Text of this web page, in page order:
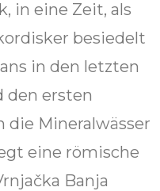
in eine Zeit, als
besiedelt
in den letzten
den ersten
Mineralwässer
eine römische
Banja